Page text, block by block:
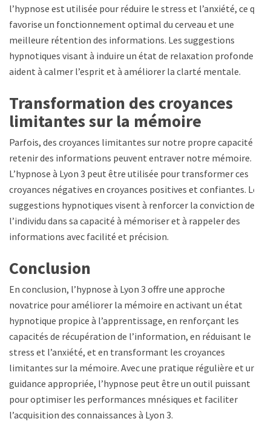
l’hypnose est utilisée pour réduire le stress et l’anxiété, ce qui
favorise un fonctionnement optimal du cerveau et une
meilleure rétention des informations. Les suggestions
hypnotiques visant à induire un état de relaxation profonde
aident à calmer l’esprit et à améliorer la clarté mentale.
Transformation des croyances
limitantes sur la mémoire
Parfois, des croyances limitantes sur notre propre capacité à
retenir des informations peuvent entraver notre mémoire.
L’hypnose à Lyon 3 peut être utilisée pour transformer ces
croyances négatives en croyances positives et confiantes. Les
suggestions hypnotiques visent à renforcer la conviction de
l’individu dans sa capacité à mémoriser et à rappeler des
informations avec facilité et précision.
Conclusion
En conclusion, l’hypnose à Lyon 3 offre une approche
novatrice pour améliorer la mémoire en activant un état
hypnotique propice à l’apprentissage, en renforçant les
capacités de récupération de l’information, en réduisant le
stress et l’anxiété, et en transformant les croyances
limitantes sur la mémoire. Avec une pratique régulière et une
guidance appropriée, l’hypnose peut être un outil puissant
pour optimiser les performances mnésiques et faciliter
l’acquisition des connaissances à Lyon 3.